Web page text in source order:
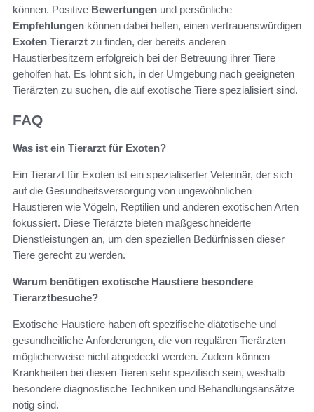
können. Positive Bewertungen und persönliche
Empfehlungen können dabei helfen, einen vertrauenswürdigen
Exoten Tierarzt zu finden, der bereits anderen
Haustierbesitzern erfolgreich bei der Betreuung ihrer Tiere
geholfen hat. Es lohnt sich, in der Umgebung nach geeigneten
Tierärzten zu suchen, die auf exotische Tiere spezialisiert sind.
FAQ
Was ist ein Tierarzt für Exoten?
Ein Tierarzt für Exoten ist ein spezialiserter Veterinär, der sich
auf die Gesundheitsversorgung von ungewöhnlichen
Haustieren wie Vögeln, Reptilien und anderen exotischen Arten
fokussiert. Diese Tierärzte bieten maßgeschneiderte
Dienstleistungen an, um den speziellen Bedürfnissen dieser
Tiere gerecht zu werden.
Warum benötigen exotische Haustiere besondere
Tierarztbesuche?
Exotische Haustiere haben oft spezifische diätetische und
gesundheitliche Anforderungen, die von regulären Tierärzten
möglicherweise nicht abgedeckt werden. Zudem können
Krankheiten bei diesen Tieren sehr spezifisch sein, weshalb
besondere diagnostische Techniken und Behandlungsansätze
nötig sind.